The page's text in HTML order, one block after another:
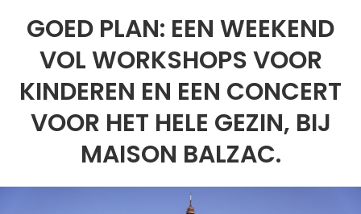
GOED PLAN: EEN WEEKEND
VOL WORKSHOPS VOOR
KINDEREN EN EEN CONCERT
VOOR HET HELE GEZIN, BIJ
MAISON BALZAC.